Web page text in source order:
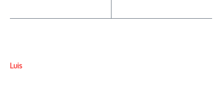
Luis